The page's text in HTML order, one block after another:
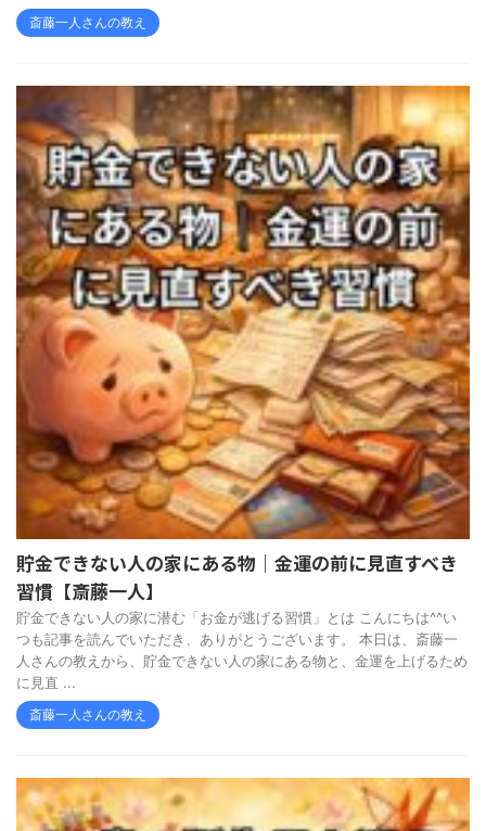
斎藤一人さんの教え
貯金できない人の家にある物｜金運の前に見直すべき
習慣【斎藤一人】
貯金できない人の家に潜む「お金が逃げる習慣」とは こんにちは^^い
つも記事を読んでいただき、ありがとうございます。 本日は、斎藤一
人さんの教えから、貯金できない人の家にある物と、金運を上げるため
に見直 ...
斎藤一人さんの教え